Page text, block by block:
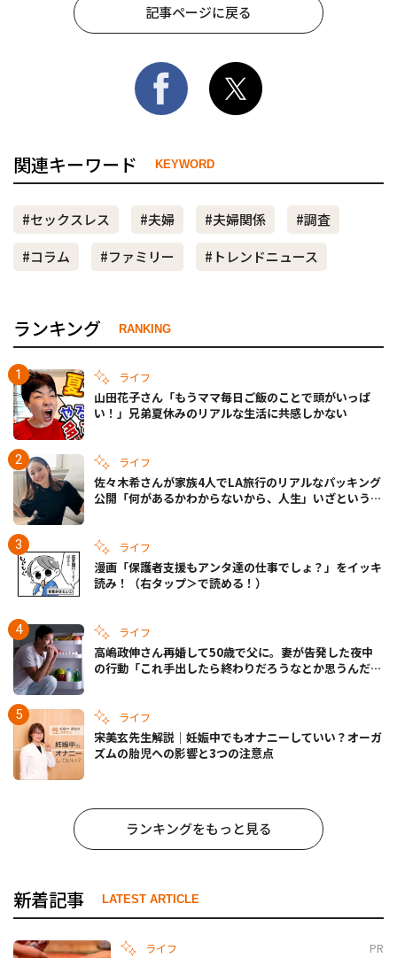
記事ページに戻る
関連キーワード KEYWORD
#セックスレス #夫婦 #夫婦関係
#調査
#コラム
#ファミリー #トレンドニュース
ランキング RANKING
ライフ
山田花子さん「もうママ毎日ご飯のことで頭がいっぱ
い！」兄弟夏休みのリアルな生活に共感しかない
ライフ
佐々木希さんが家族4人でLA旅行のリアルなパッキング
公開「何があるかわからないから、人生」いざというと
ライフ
漫画「保護者支援もアンタ達の仕事でしょ？」をイッキ
読み！（右タップ＞で読める！）
ライフ
高嶋政伸さん再婚して50歳で父に。妻が告発した夜中
の行動「これ手出したら終わりだろうなとか思うんだけ
ライフ
宋美玄先生解説｜妊娠中でもオナニーしていい？オーガ
ズムの胎児への影響と3つの注意点
ランキングをもっと見る
新着記事 LATEST ARTICLE
ライフ PR